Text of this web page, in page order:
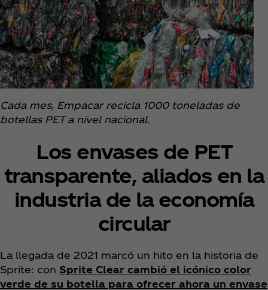
Cada mes, Empacar recicla 1000 toneladas de
botellas PET a nivel nacional.
Los envases de PET
transparente, aliados en la
industria de la economía
circular
La llegada de 2021 marcó un hito en la historia de
Sprite: con Sprite Clear cambió el icónico color
verde de su botella para ofrecer ahora un envase